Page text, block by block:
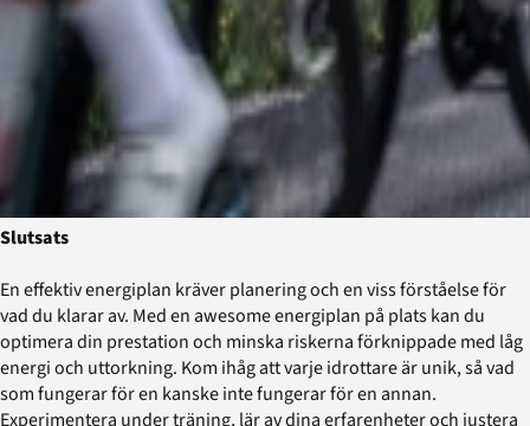
Slutsats
En effektiv energiplan kräver planering och en viss förståelse för
vad du klarar av. Med en awesome energiplan på plats kan du
optimera din prestation och minska riskerna förknippade med låg
energi och uttorkning. Kom ihåg att varje idrottare är unik, så vad
som fungerar för en kanske inte fungerar för en annan.
Experimentera under träning, lär av dina erfarenheter och justera